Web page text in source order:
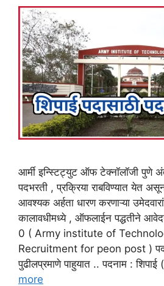
आर्मी इन्स्टिट्युट ऑफ टेक्नॉलॉजी पुणे
पदभरती , प्रक्रिया राबविण्यात येत
आवश्यक अर्हता धारण करणाऱ्या
कालावधीमध्ये , ऑफलाईन पद्धतीने
0 ( Army institute of
Recruitment for peon post )
पुढीलप्रमाणे पाहुयात .. पदनाम :
more